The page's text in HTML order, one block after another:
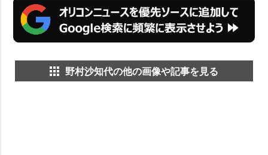
野村沙知代の他の画像や記事を見る